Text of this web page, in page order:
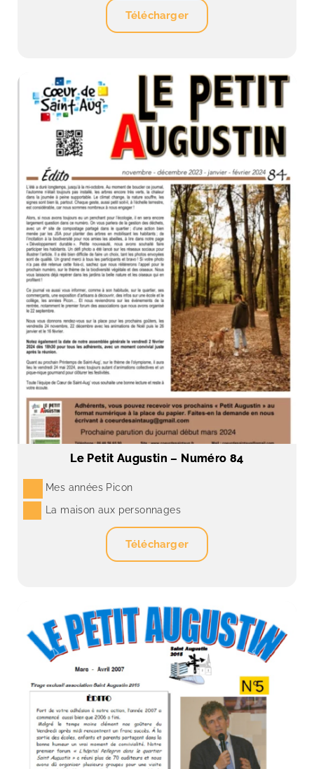
Télécharger
Le Petit Augustin – Numéro 84
Mes années Picon
La maison aux personnages
Télécharger